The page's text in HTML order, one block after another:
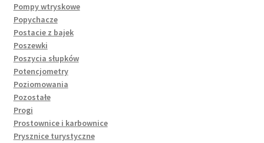
Pompy wtryskowe
Popychacze
Postacie z bajek
Poszewki
Poszycia słupków
Potencjometry
Poziomowania
Pozostałe
Progi
Prostownice i karbownice
Prysznice turystyczne